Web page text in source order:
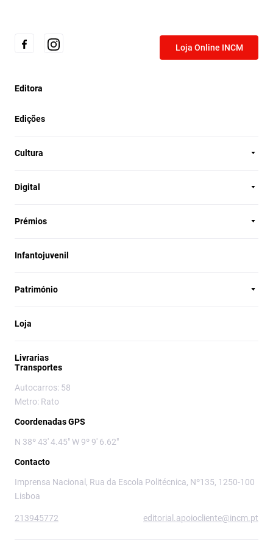
Loja Online INCM
Editora
Edições
Cultura
Digital
Prémios
Infantojuvenil
Património
Loja
Livrarias
Transportes
Autocarros: 58
Metro: Rato
Coordenadas GPS
N 38º 43' 4.45" W 9º 9' 6.62"
Contacto
Imprensa Nacional, Rua da Escola Politécnica, Nº135, 1250-100
Lisboa
213945772 editorial.apoiocliente@incm.pt